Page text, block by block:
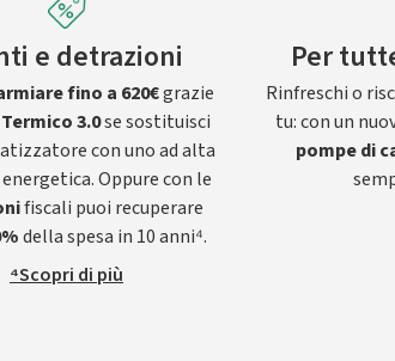
e detrazioni
fino a 620€grazie
3.0se sostituisci
con uno ad alta
Oppure con le
fiscali puoi recuperare
della spesa in 10 anni⁴.
⁴Scopri di più
Per
Rinfreschi o
tu: con un
pompe di